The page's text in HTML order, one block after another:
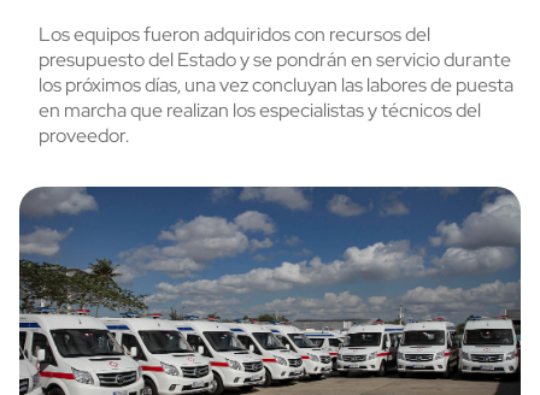
Los equipos fueron adquiridos con recursos del
presupuesto del Estado y se pondrán en servicio durante
los próximos días, una vez concluyan las labores de puesta
en marcha que realizan los especialistas y técnicos del
proveedor.